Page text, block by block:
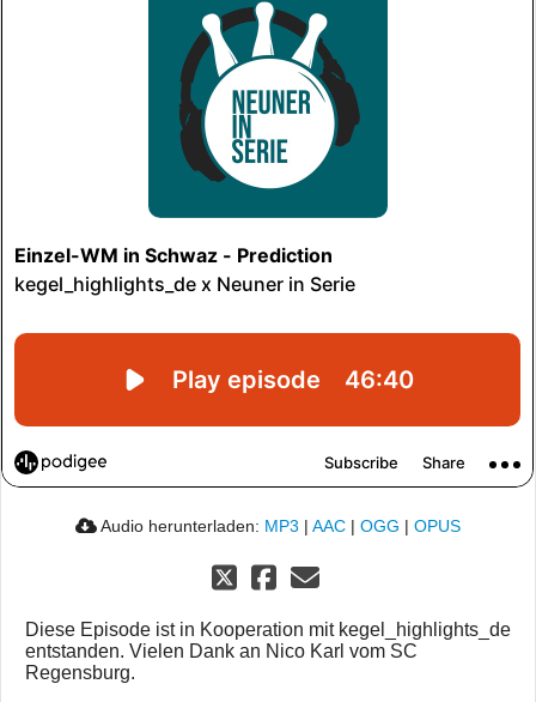
Audio herunterladen: MP3 | AAC | OGG | OPUS
Diese Episode ist in Kooperation mit kegel_highlights_de
entstanden. Vielen Dank an Nico Karl vom SC
Regensburg.